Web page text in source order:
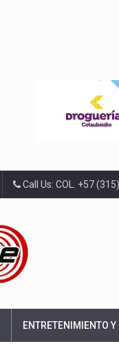
Call Us: COL. +57
ENTRETENIMIENTO